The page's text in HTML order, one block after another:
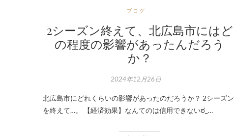
ブログ
2シーズン終えて、北広島市にはど
の程度の影響があったんだろう
か？
2024年12月26日
北広島市にどれくらいの影響があったのだろうか？ 2シーズン
を終えて…。 【経済効果】なんてのは信用できないಠ_…